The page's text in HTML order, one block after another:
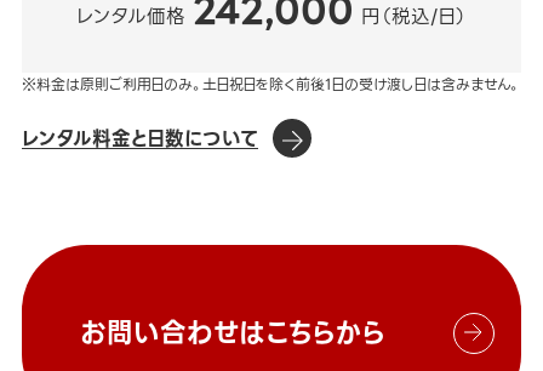
レンタル価格 円（税込/日）
※料金は原則ご利用日のみ。土日祝日を除く前後1日の受け渡し日は含みません。
レンタル料金と日数について
お問い合わせはこちらから